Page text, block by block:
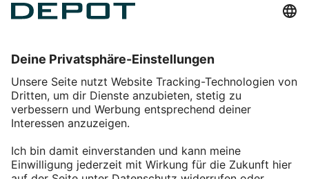
Service
Über DEPOT
Kontakt